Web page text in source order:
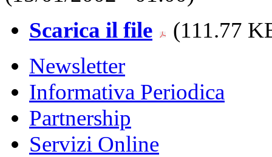
Scarica il file
(111.77
Newsletter
Informativa Periodica
Partnership
Servizi Online